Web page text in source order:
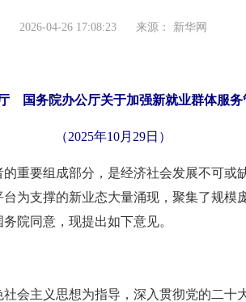
2026-04-26 17:08:23 来源： 新华网
国务院办公厅关于加强新就业群体服务
（2025年10月29日）
要组成部分，是经济社会发展不可或
为支撑的新业态大量涌现，聚集了规模
院同意，现提出如下意见。
主义思想为指导，深入贯彻党的二十